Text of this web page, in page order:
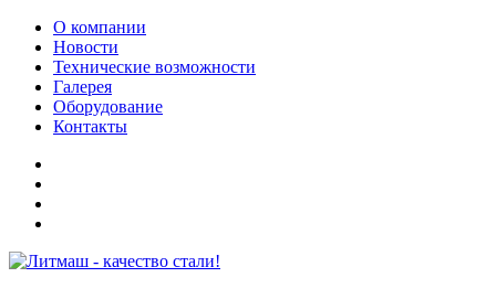
О компании
Новости
Технические возможности
Галерея
Оборудование
Контакты